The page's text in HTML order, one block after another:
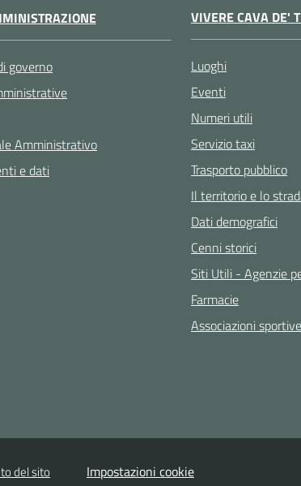
governo
Amministrativo
e dati
VIVERE CAVA DE'
Luoghi
Eventi
Numeri utili
Servizio taxi
Trasporto pubblico
Il territorio e lo
Dati demografici
Cenni storici
Siti Utili - Agenzie
Farmacie
Associazioni sportive
del sito Impostazioni cookie